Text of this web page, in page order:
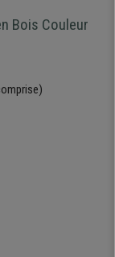
Bois Couleur